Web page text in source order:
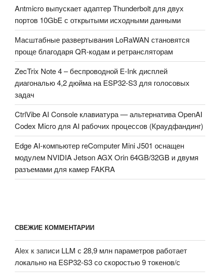
Antmicro выпускает адаптер Thunderbolt для двух
портов 10GbE с открытыми исходными данными
Масштабные развертывания LoRaWAN становятся
проще благодаря QR-кодам и ретрансляторам
ZecTrix Note 4 – беспроводной E-Ink дисплей
диагональю 4,2 дюйма на ESP32-S3 для голосовых
задач
CtrlVibe AI Console клавиатура — альтернатива OpenAI
Codex Micro для AI рабочих процессов (Краудфандинг)
Edge AI-компьютер reComputer Mini J501 оснащен
модулем NVIDIA Jetson AGX Orin 64GB/32GB и двумя
разъемами для камер FAKRA
СВЕЖИЕ КОММЕНТАРИИ
Alex к записи LLM с 28,9 млн параметров работает
локально на ESP32-S3 со скоростью 9 токенов/с